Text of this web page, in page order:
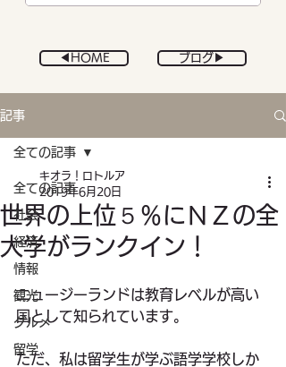
◀︎HOME ブログ▶︎
記事
全ての記事
社会
経済
情報
観光
グルメ
留学
全ての記事
世界の上位５％にＮＺの全
大学がランクイン！
キオラ！ロトルア
2019年6月20日
ニュージーランドは教育レベルが高い
国として知られています。
ただ、私は留学生が学ぶ語学学校しか